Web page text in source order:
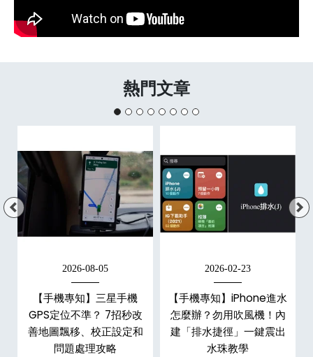
熱門文章
2026-08-05
【手機專知】三星手機
GPS定位不準？ 7招秒改
善地圖飄移、校正設定和
問題處理攻略
2026-02-23
【手機專知】iPhone進水
怎麼辦？勿用吹風機！內
建「排水捷徑」一鍵震出
水珠教學